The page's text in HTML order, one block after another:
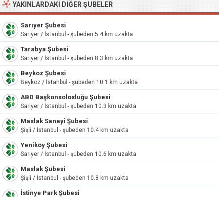
YAKINLARDAKI DIĞER ŞUBELER
Sarıyer Şubesi
Sarıyer / İstanbul - şubeden 5.4 km uzakta
Tarabya Şubesi
Sarıyer / İstanbul - şubeden 8.3 km uzakta
Beykoz Şubesi
Beykoz / İstanbul - şubeden 10.1 km uzakta
ABD Başkonsolosluğu Şubesi
Sarıyer / İstanbul - şubeden 10.3 km uzakta
Maslak Sanayi Şubesi
Şişli / İstanbul - şubeden 10.4 km uzakta
Yeniköy Şubesi
Sarıyer / İstanbul - şubeden 10.6 km uzakta
Maslak Şubesi
Şişli / İstanbul - şubeden 10.8 km uzakta
İstinye Park Şubesi